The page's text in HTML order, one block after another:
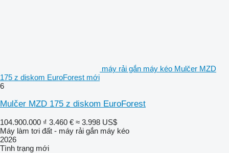
máy rải gắn máy kéo Mulčer MZD
175 z diskom EuroForest mới
6
Mulčer MZD 175 z diskom EuroForest
104.900.000 ₫ 3.460 € ≈ 3.998 US$
Máy làm tơi đất - máy rải gắn máy kéo
2026
Tình trạng mới